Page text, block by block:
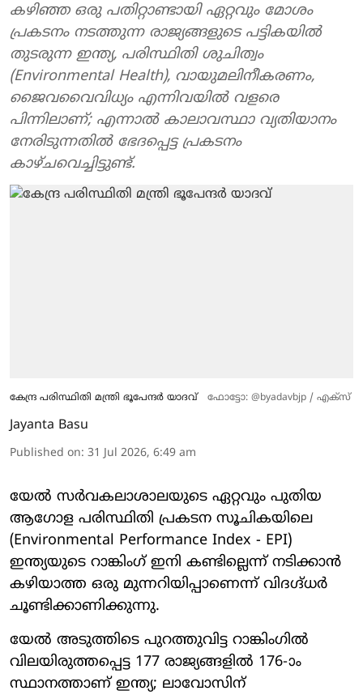
കഴിഞ്ഞ ഒരു പതിറ്റാണ്ടായി ഏറ്റവും മോശം
പ്രകടനം നടത്തുന്ന രാജ്യങ്ങളുടെ പട്ടികയിൽ
തുടരുന്ന ഇന്ത്യ, പരിസ്ഥിതി ശുചിത്വം
(Environmental Health), വായുമലിനീകരണം,
ജൈവവൈവിധ്യം എന്നിവയിൽ വളരെ
പിന്നിലാണ്; എന്നാൽ കാലാവസ്ഥാ വ്യതിയാനം
നേരിടുന്നതിൽ ഭേദപ്പെട്ട പ്രകടനം
കാഴ്ചവെച്ചിട്ടുണ്ട്.
കേന്ദ്ര പരിസ്ഥിതി മന്ത്രി ഭൂപേന്ദർ യാദവ് ഫോട്ടോ: @byadavbjp / എക്സ്
Jayanta Basu
Published on: 31 Jul 2026, 6:49 am
യേൽ സർവകലാശാലയുടെ ഏറ്റവും പുതിയ
ആഗോള പരിസ്ഥിതി പ്രകടന സൂചികയിലെ
(Environmental Performance Index - EPI)
ഇന്ത്യയുടെ റാങ്കിംഗ് ഇനി കണ്ടില്ലെന്ന് നടിക്കാൻ
കഴിയാത്ത ഒരു മുന്നറിയിപ്പാണെന്ന് വിദഗ്ദ്ധർ
ചൂണ്ടിക്കാണിക്കുന്നു.
യേൽ അടുത്തിടെ പുറത്തുവിട്ട റാങ്കിംഗിൽ
വിലയിരുത്തപ്പെട്ട 177 രാജ്യങ്ങളിൽ 176-ാം
സ്ഥാനത്താണ് ഇന്ത്യ; ലാവോസിന്